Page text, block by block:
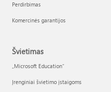
Perdirbimas
Komercinės garantijos
Švietimas
„Microsoft Education“
Įrenginiai švietimo įstaigoms